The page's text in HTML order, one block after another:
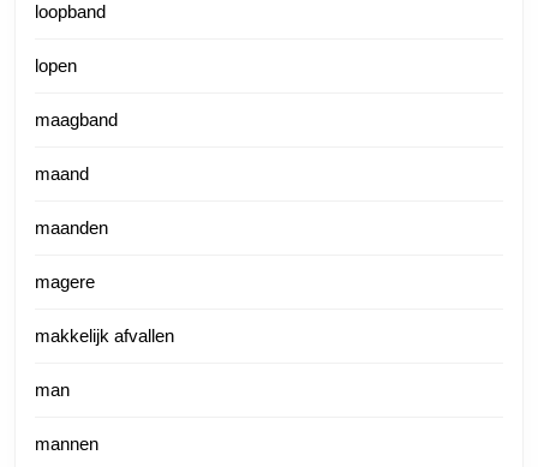
loopband
lopen
maagband
maand
maanden
magere
makkelijk afvallen
man
mannen